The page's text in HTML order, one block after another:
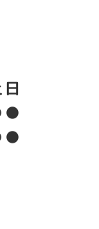
日
●
●